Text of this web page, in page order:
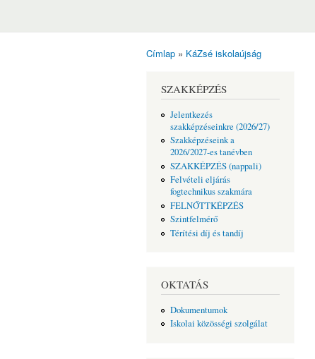
Címlap » KáZsé iskolaújság
SZAKKÉPZÉS
Jelentkezés
szakképzéseinkre (2026/27)
Szakképzéseink a
2026/2027-es tanévben
SZAKKÉPZÉS (nappali)
Felvételi eljárás
fogtechnikus szakmára
FELNŐTTKÉPZÉS
Szintfelmérő
Térítési díj és tandíj
OKTATÁS
Dokumentumok
Iskolai közösségi szolgálat